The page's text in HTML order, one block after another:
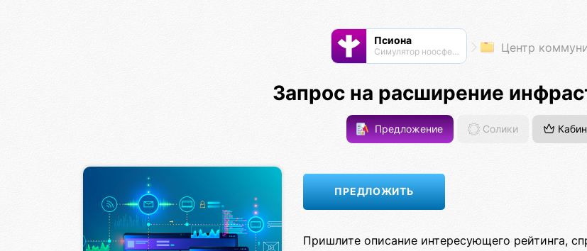
Псиона
Cимулятор ноосферы Центр
Запрос на расширение
Предложение Солики
Пришлите описание интересующего рейтинга,